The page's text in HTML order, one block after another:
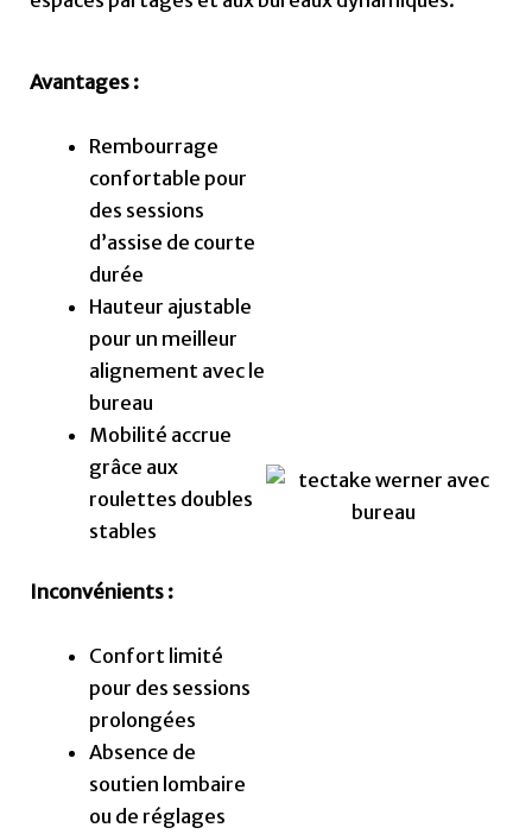
Avantages :
Rembourrage
confortable pour
des sessions
d’assise de courte
durée
Hauteur ajustable
pour un meilleur
alignement avec le
bureau
Mobilité accrue
grâce aux
roulettes doubles
stables
Inconvénients :
Confort limité
pour des sessions
prolongées
Absence de
soutien lombaire
ou de réglages